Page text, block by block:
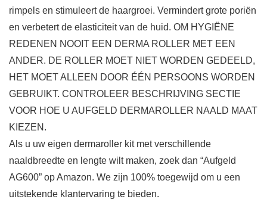
rimpels en stimuleert de haargroei. Vermindert grote poriën
en verbetert de elasticiteit van de huid. OM HYGIËNE
REDENEN NOOIT EEN DERMA ROLLER MET EEN
ANDER. DE ROLLER MOET NIET WORDEN GEDEELD,
HET MOET ALLEEN DOOR ÉÉN PERSOONS WORDEN
GEBRUIKT. CONTROLEER BESCHRIJVING SECTIE
VOOR HOE U AUFGELD DERMAROLLER NAALD MAAT
KIEZEN.
Als u uw eigen dermaroller kit met verschillende
naaldbreedte en lengte wilt maken, zoek dan “Aufgeld
AG600” op Amazon. We zijn 100% toegewijd om u een
uitstekende klantervaring te bieden.